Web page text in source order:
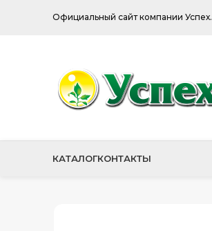
Официальный сайт компании Успех.
КАТАЛОГКОНТАКТЫ